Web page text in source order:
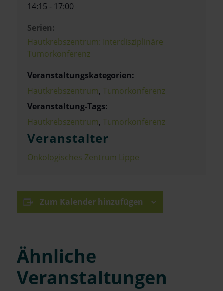
14:15 - 17:00
Serien:
Hautkrebszentrum: Interdisziplinäre
Tumorkonferenz
Veranstaltungskategorien:
Hautkrebszentrum, Tumorkonferenz
Veranstaltung-Tags:
Hautkrebszentrum, Tumorkonferenz
Veranstalter
Onkologisches Zentrum Lippe
Zum Kalender hinzufügen
Ähnliche
Veranstaltungen